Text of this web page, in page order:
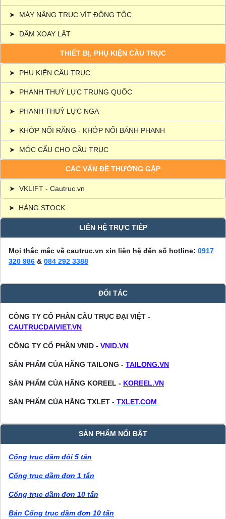
➤ MÁY NÂNG TRỤC VÍT ĐỒNG TỐC
➤ DẦM XOAY LẬT
THIẾT BỊ, PHỤ KIỆN CẦU TRỤC
➤ PHỤ KIỆN CẦU TRỤC
➤ PHANH THUỶ LỰC TRUNG QUỐC
➤ PHANH THUỶ LỰC NGA
➤ KHỚP NỐI RĂNG - KHỚP NỐI BÁNH PHANH
➤ MÓC CẨU CHO CẦU TRỤC
CÁC VẤN ĐỀ THƯỜNG GẶP
➤ VKLIFT - Cautruc.vn
➤ HÀNG STOCK
LIÊN HỆ TRỰC TIẾP
Mọi thắc mắc về cautruc.vn xin liên hệ đến số hotline: 0917
320 986 & 084 292 3388
ĐỐI TÁC
CÔNG TY CỔ PHẦN CẦU TRỤC ĐẠI VIỆT -
CAUTRUCDAIVIET.VN
CÔNG TY CỔ PHẦN VNID - VNID.VN
SẢN PHẨM CỦA HÃNG TAILONG - TAILONG.VN
SẢN PHẨM CỦA HÃNG KOREEL - KOREEL.VN
SẢN PHẨM CỦA HÃNG TXLET - TXLET.COM
SẢN PHẨM NỔI BẬT
Cổng trục dầm đôi 5 tấn
Cổng trục dầm đơn 1 tấn
Cổng trục dầm đơn 10 tấn
Bán Cổng trục dầm đơn 10 tấn